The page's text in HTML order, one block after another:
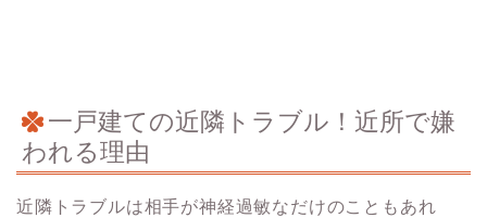
一戸建ての近隣トラブル！近所で嫌
われる理由
近隣トラブルは相手が神経過敏なだけのこともあれ